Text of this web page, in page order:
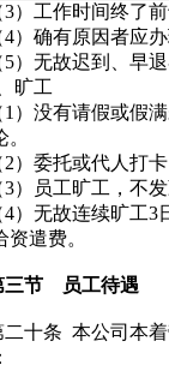
3）工作时间终了
4）确有原因者应
5）无故迟到、早
、旷工
1 ）没有请假或假
2）委托或代人打
3）员工旷工，不
4）无故连续旷工3
资遣费。
三节 员工待遇
二十条 本公司本